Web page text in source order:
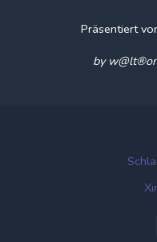
Präsentiert
by